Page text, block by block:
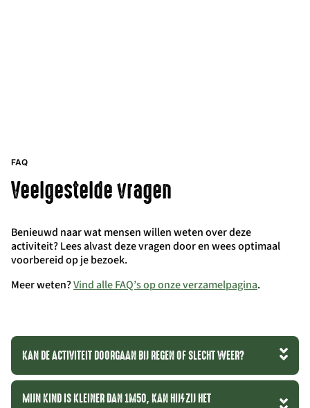
KAN DE ACTIVITEIT DOORGAAN BIJ REGEN OF SLECHT WEER?
MIJN KIND IS KLEINER DAN 1M50, KAN HIJ/ZIJ HET
FAQ
Veelgestelde vragen
Benieuwd naar wat mensen willen weten over deze
activiteit? Lees alvast deze vragen door en wees optimaal
voorbereid op je bezoek.
Meer weten?Vind alle FAQ’s op onze verzamelpagina.